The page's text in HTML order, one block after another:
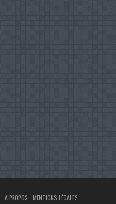
À PROPOS
MENTIONS LÉGALES